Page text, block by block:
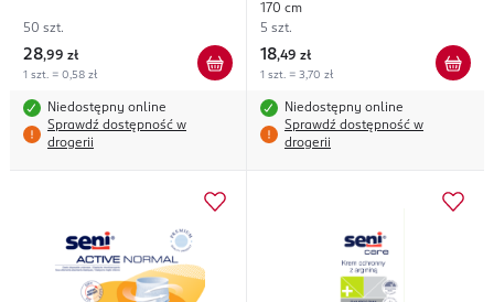
50 szt.
28,99 zł
1 szt. = 0,58 zł
Niedostępny online
Sprawdź dostępność w
drogerii
170 cm
5 szt.
18,49 zł
1 szt. = 3,70 zł
Niedostępny online
Sprawdź dostępność w
drogerii